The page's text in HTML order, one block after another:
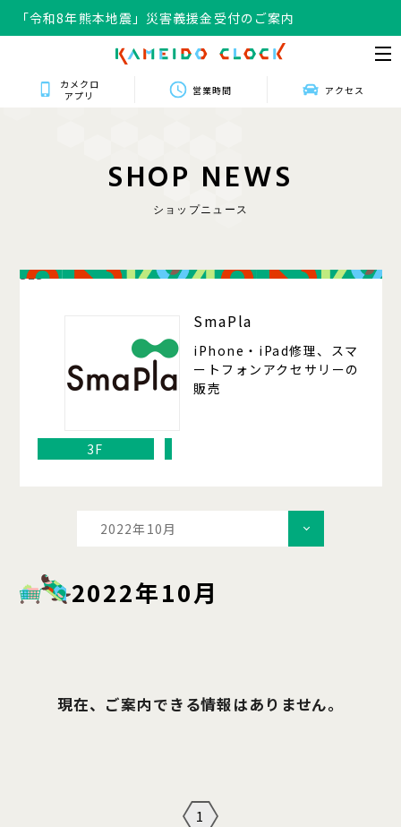
「令和8年熊本地震」災害義援金受付のご案内
カメクロ
アプリ
営業時間 アクセス
SHOP NEWS
ショップニュース
323
SmaPla
iPhone・iPad修理、スマ
ートフォンアクセサリーの
販売
3F
2022年10月
2022年10月
現在、ご案内できる情報はありません。
1